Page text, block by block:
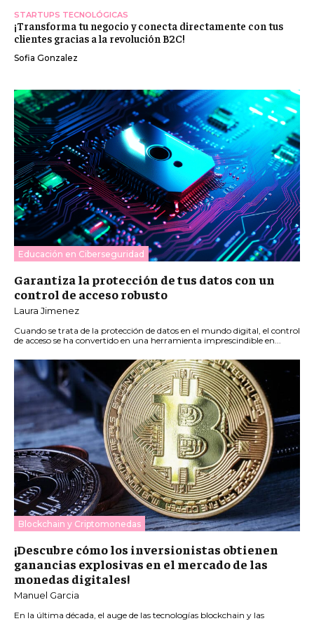
STARTUPS TECNOLÓGICAS
¡Transforma tu negocio y conecta directamente con tus
clientes gracias a la revolución B2C!
Sofia Gonzalez
Educación en Ciberseguridad
Garantiza la protección de tus datos con un
control de acceso robusto
Laura Jimenez
Cuando se trata de la protección de datos en el mundo digital, el control
de acceso se ha convertido en una herramienta imprescindible en...
Blockchain y Criptomonedas
¡Descubre cómo los inversionistas obtienen
ganancias explosivas en el mercado de las
monedas digitales!
Manuel Garcia
En la última década, el auge de las tecnologías blockchain y las